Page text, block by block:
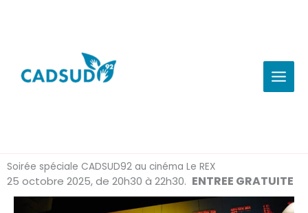
Soirée spéciale CADSUD92 au cinéma Le REX
25 octobre 2025, de 20h30 à 22h30. ENTREE GRATUITE